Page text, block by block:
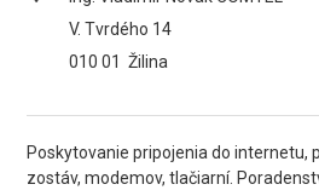
V. Tvrdého 14
010 01 Žilina
Poskytovanie pripojenia do internetu,
zostáv, modemov, tlačiarní.